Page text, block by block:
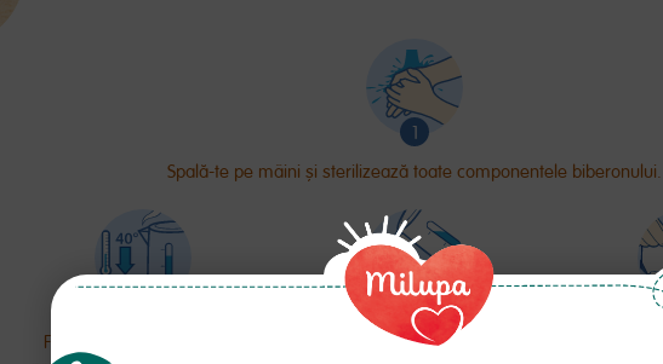
Spală-te pe mâini și sterilizează toate componentele biberonului.
Fierbe apă potabilă pentru
Măsoară cantitatea de apă
Dozează